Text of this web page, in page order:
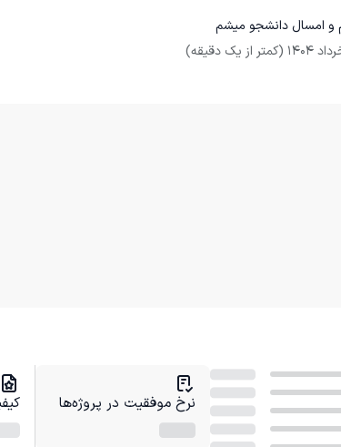
(کمتر از یک دقیقه)
نرخ موفقیت در پروژه‌ها